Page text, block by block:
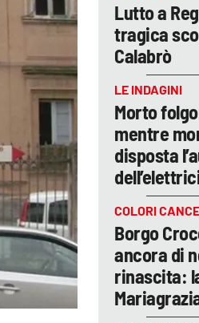
Lutto a
tragica
Calabrò
LE INDAGINI
Morto
mentre
disposta
COLORI
Borgo
ancora di
rinascita: